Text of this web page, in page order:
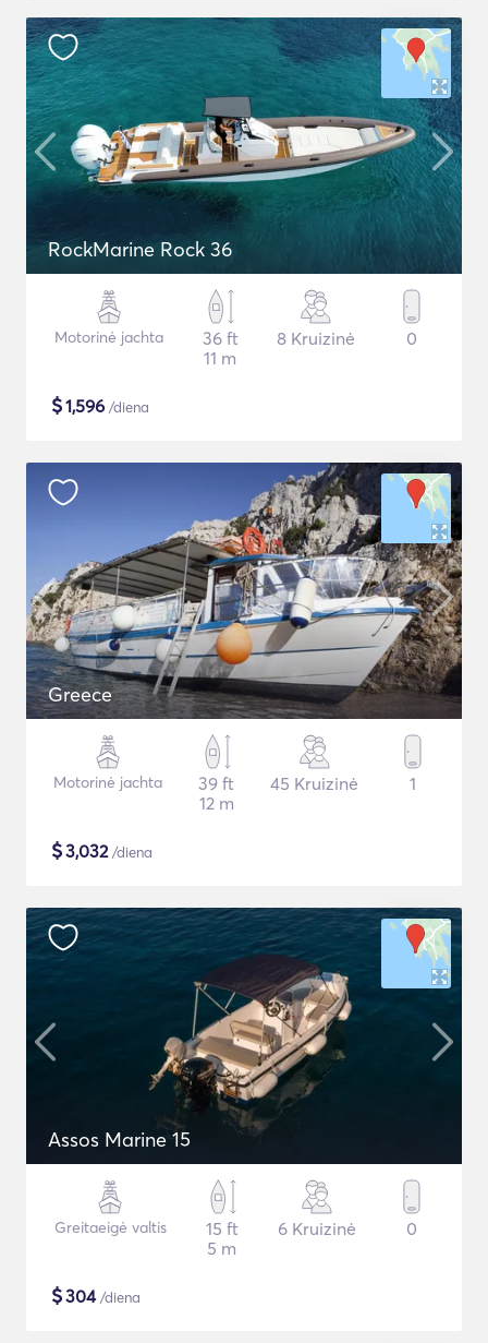
RockMarine Rock 36
Motorinė jachta
36 ft
11 m
8 Kruizinė 0
$1,596 /diena
Greece
Motorinė jachta
39 ft
12 m
45 Kruizinė 1
$3,032/diena
Assos Marine 15
Greitaeigė valtis
15 ft
5 m
6 Kruizinė 0
$304/diena